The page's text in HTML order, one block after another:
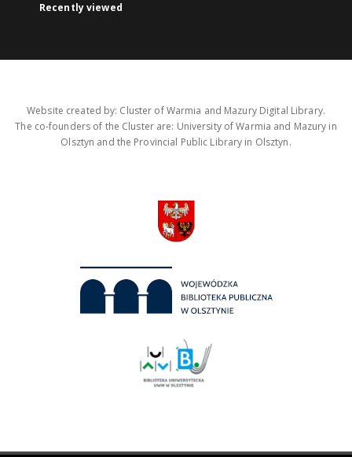
Recently viewed
Website created by: Cluster of Warmia and Mazury Digital Library.
The co-founders of the Cluster are: University of Warmia and Mazury in
Olsztyn and the Provincial Public Library in Olsztyn.